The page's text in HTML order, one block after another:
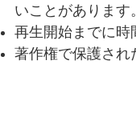
いことがあります
再生開始までに時
著作権で保護され